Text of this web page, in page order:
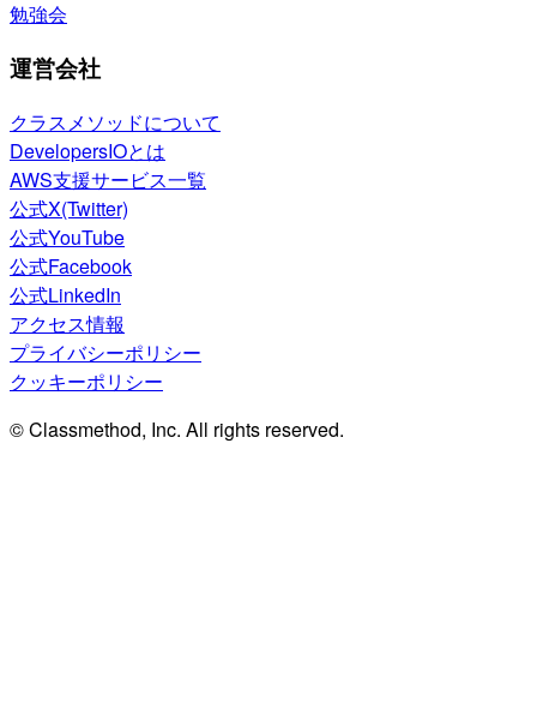
勉強会
運営会社
クラスメソッドについて
DevelopersIOとは
AWS支援サービス一覧
公式X(Twitter)
公式YouTube
公式Facebook
公式LinkedIn
アクセス情報
プライバシーポリシー
クッキーポリシー
© Classmethod, Inc. All rights reserved.